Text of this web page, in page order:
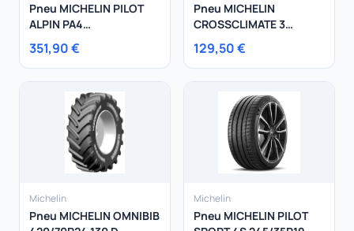
Pneu MICHELIN PILOT
ALPIN PA4
DIRECTIONNEL
245/35R20 95W
351,90 €
Pneu MICHELIN
CROSSCLIMATE 3
195/55R16 91H
129,50 €
Michelin
Pneu MICHELIN OMNIBIB
Michelin
Pneu MICHELIN PILOT